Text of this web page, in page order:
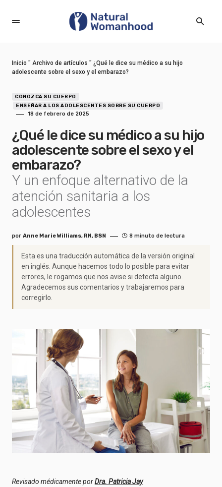
Inicio " Archivo de artículos " ¿Qué le dice su médico a su hijo
adolescente sobre el sexo y el embarazo?
CONOZCA SU CUERPO
ENSEÑAR A LOS ADOLESCENTES SOBRE SU CUERPO
18 de febrero de 2025
¿Qué le dice su médico a su hijo
adolescente sobre el sexo y el
embarazo?
Y un enfoque alternativo de la
atención sanitaria a los
adolescentes
por Anne Marie Williams, RN, BSN 8 minuto de lectura
Esta es una traducción automática de la versión original
en inglés. Aunque hacemos todo lo posible para evitar
errores, le rogamos que nos avise si detecta alguno.
Agradecemos sus comentarios y trabajaremos para
corregirlo.
Revisado médicamente porDra. Patricia Jay